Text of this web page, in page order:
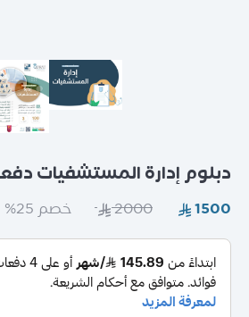
دبلوم إدارة المستشفيات
خصم 25%